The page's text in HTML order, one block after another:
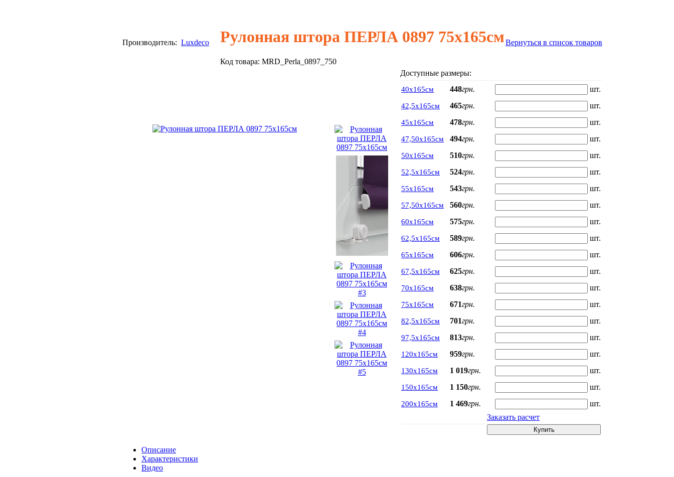
Производитель: Luxdeco Рулонная штора ПЕРЛА 0897 75х165см
Код товара: MRD_Perla_0897_750
Вернуться в список товаров
Доступные размеры:
40х165см 448грн. шт.
42,5х165см 465грн. шт.
45х165см 478грн. шт.
47,50х165см 494грн. шт.
50х165см 510грн. шт.
52,5х165см 524грн. шт.
55х165см 543грн. шт.
57,50х165см 560грн. шт.
60х165см 575грн. шт.
62,5х165см 589грн. шт.
65х165см 606грн. шт.
67,5х165см 625грн. шт.
70х165см 638грн. шт.
75х165см 671грн. шт.
82,5х165см 701грн. шт.
97,5х165см 813грн. шт.
120х165см 959грн. шт.
130х165см 1 019грн. шт.
150х165см 1 150грн. шт.
200х165см 1 469грн.
шт.
Заказать расчет
Купить
Описание
Характеристики
Видео